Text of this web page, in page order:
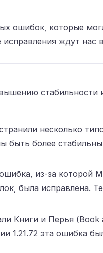
ошибок, которые
ждут нас
стабильности
несколько
быть более
из-за которой
была исправлена.
Книги и Перья (Book
1.21.72 эта ошибка